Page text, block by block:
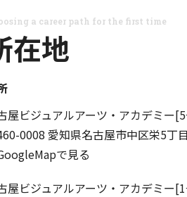
a career path for the first time
在地
屋ビジュアルアーツ・アカデミー
0008 愛知県名古屋市中区栄5丁
で見る
屋ビジュアルアーツ・アカデミー